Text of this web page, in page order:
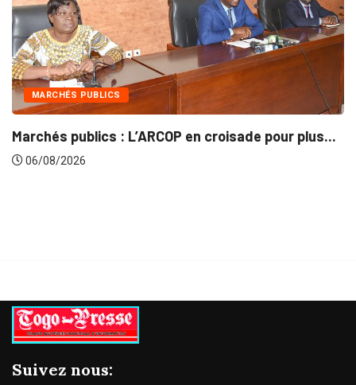
en croisade pour plus...
INTÉGRATION
Gestion
Suivez nous: